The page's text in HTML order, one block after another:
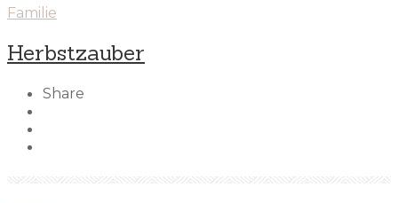
Familie
Herbstzauber
Share